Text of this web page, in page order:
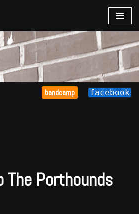
bandcamp facebook
The Porthounds